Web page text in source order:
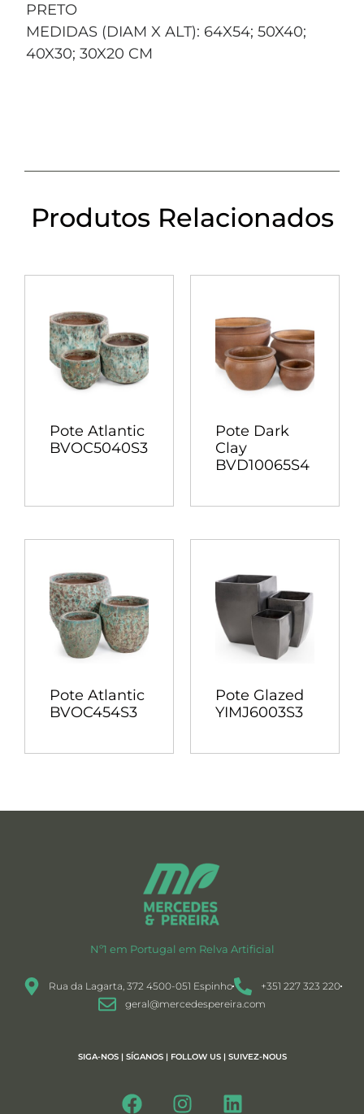
PRETO
MEDIDAS (DIAM X ALT): 64X54; 50X40;
40X30; 30X20 CM
Produtos Relacionados
Pote Atlantic
BVOC5040S3
Pote Dark
Clay
BVD10065S4
Pote Atlantic
BVOC454S3
Pote Glazed
YIMJ6003S3
Nº1 em Portugal em Relva Artificial
Rua da Lagarta, 372 4500-051 Espinho
+351 227 323 220
geral@mercedespereira.com
SIGA-NOS | SÍGANOS | FOLLOW US | SUIVEZ-NOUS